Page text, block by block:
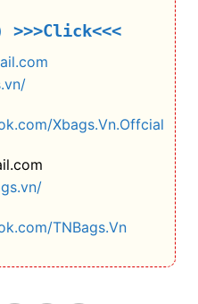
>>>Click<<<
Xbags.Vn.Offcial
TNBags.Vn